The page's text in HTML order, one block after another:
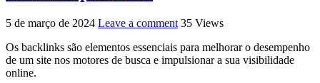
5 de março de 2024 Leave a comment 35 Views
Os backlinks são elementos essenciais para melhorar o desempenho
de um site nos motores de busca e impulsionar a sua visibilidade
online.